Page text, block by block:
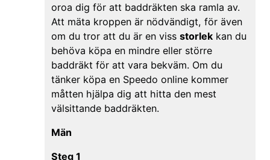
oroa dig för att baddräkten ska ramla av.
Att mäta kroppen är nödvändigt, för även
om du tror att du är en viss storlekkan du
behöva köpa en mindre eller större
baddräkt för att vara bekväm. Om du
tänker köpa en Speedo online kommer
måtten hjälpa dig att hitta den mest
välsittande baddräkten.
Män
Steg 1